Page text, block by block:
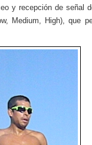
y recepción de señal
Medium, High), que